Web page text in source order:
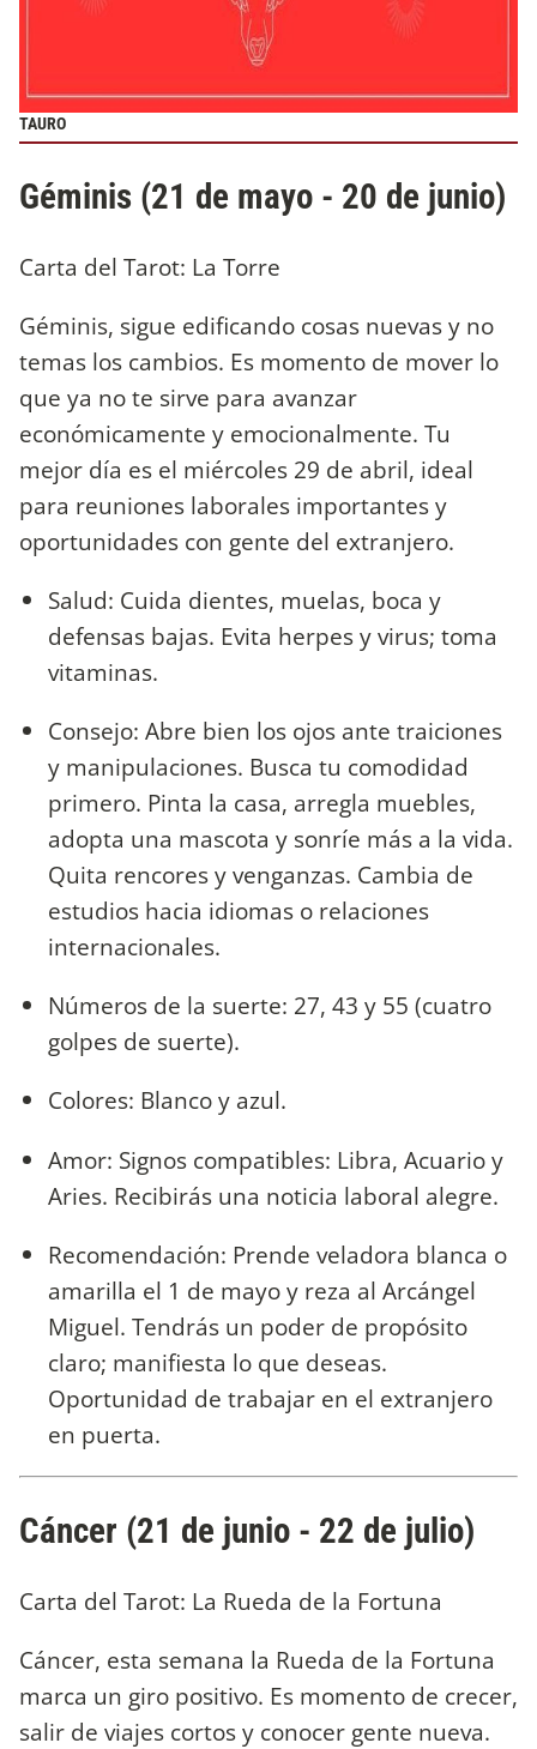
TAURO
Géminis (21 de mayo - 20 de junio)
Carta del Tarot: La Torre
Géminis, sigue edificando cosas nuevas y no
temas los cambios. Es momento de mover lo
que ya no te sirve para avanzar
económicamente y emocionalmente. Tu
mejor día es el miércoles 29 de abril, ideal
para reuniones laborales importantes y
oportunidades con gente del extranjero.
Salud: Cuida dientes, muelas, boca y
defensas bajas. Evita herpes y virus; toma
vitaminas.
Consejo: Abre bien los ojos ante traiciones
y manipulaciones. Busca tu comodidad
primero. Pinta la casa, arregla muebles,
adopta una mascota y sonríe más a la vida.
Quita rencores y venganzas. Cambia de
estudios hacia idiomas o relaciones
internacionales.
Números de la suerte: 27, 43 y 55 (cuatro
golpes de suerte).
Colores: Blanco y azul.
Amor: Signos compatibles: Libra, Acuario y
Aries. Recibirás una noticia laboral alegre.
Recomendación: Prende veladora blanca o
amarilla el 1 de mayo y reza al Arcángel
Miguel. Tendrás un poder de propósito
claro; manifiesta lo que deseas.
Oportunidad de trabajar en el extranjero
en puerta.
Cáncer (21 de junio - 22 de julio)
Carta del Tarot: La Rueda de la Fortuna
Cáncer, esta semana la Rueda de la Fortuna
marca un giro positivo. Es momento de crecer,
salir de viajes cortos y conocer gente nueva.